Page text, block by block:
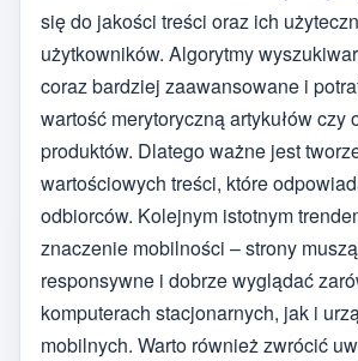
się do jakości treści oraz ich
użytkowników. Algorytmy
coraz bardziej zaawansowane i
wartość merytoryczną artykułów czy
produktów. Dlatego ważne jest
wartościowych treści, które
odbiorców. Kolejnym istotnym
znaczenie mobilności – strony
responsywne i dobrze wyglądać
komputerach stacjonarnych, jak i
mobilnych. Warto również zwrócić